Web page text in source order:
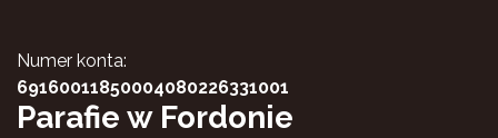
Numer konta:
69160011850004080226331001
Parafie w Fordonie